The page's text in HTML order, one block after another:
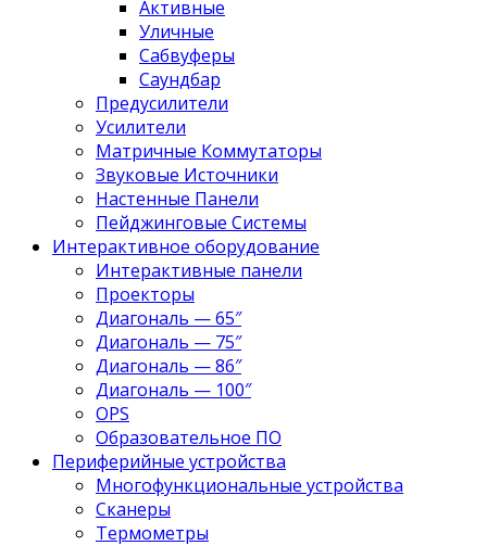
Активные
Уличные
Сабвуферы
Саундбар
Предусилители
Усилители
Матричные Коммутаторы
Звуковые Источники
Настенные Панели
Пейджинговые Системы
Интерактивное оборудование
Интерактивные панели
Проекторы
Диагональ — 65″
Диагональ — 75″
Диагональ — 86″
Диагональ — 100″
OPS
Образовательное ПО
Периферийные устройства
Многофункциональные устройства
Сканеры
Термометры